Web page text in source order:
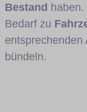
Bestand
Bedarf zu
entsprechenden
bündeln.